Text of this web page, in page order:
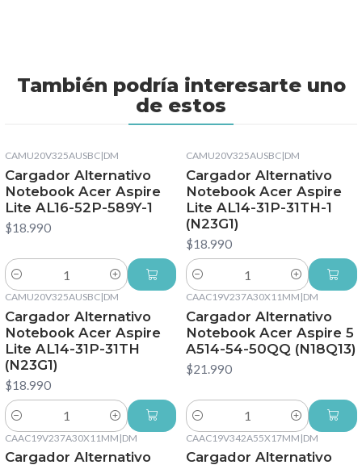
También podría interesarte uno
de estos
CAMU20V325AUSBC|DM
Cargador Alternativo
Notebook Acer Aspire
Lite AL16-52P-589Y-1
$18.990
Cantidad
CAMU20V325AUSBC|DM
Cargador Alternativo
Notebook Acer Aspire
Lite AL14-31P-31TH-1
(N23G1)
$18.990
Cantidad
CAMU20V325AUSBC|DM
Cargador Alternativo
Notebook Acer Aspire
Lite AL14-31P-31TH
(N23G1)
$18.990
Cantidad
CAAC19V237A30X11MM |DM
Cargador Alternativo
Notebook Acer Aspire 5
A514-54-50QQ (N18Q13)
$21.990
Cantidad
CAAC19V237A30X11MM |DM
Cargador Alternativo
CAAC19V342A55X17MM |DM
Cargador Alternativo